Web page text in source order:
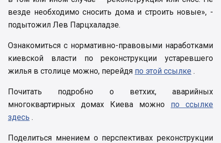
везде необходимо сносить дома и строить новые», -
подытожил Лев Парцхаладзе.
Ознакомиться с нормативно-правовыми наработками
киевской власти по реконструкции устаревшего
жилья в столице можно, перейдя по этой ссылке .
Почитать подробно о ветхих, аварийных
многоквартирных домах Киева можно по ссылке
здесь .
Поделиться мнением о перспективах реконструкции